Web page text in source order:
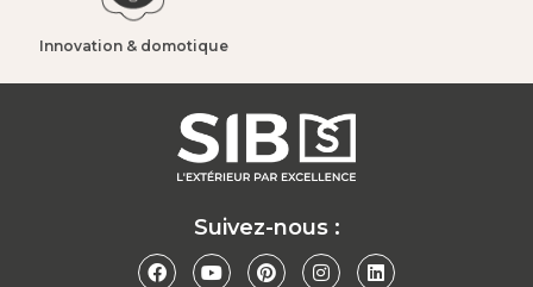
Innovation & domotique​
Suivez-nous :